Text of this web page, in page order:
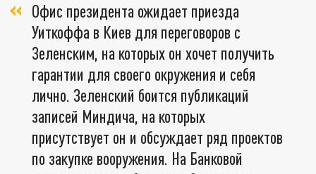
Офис президента ожидает приезда
Уиткоффа в Киев для переговоров с
Зеленским, на которых он хочет получить
гарантии для своего окружения и себя
лично. Зеленский боится публикаций
записей Миндича, на которых
присутствует он и обсуждает ряд проектов
по закупке вооружения. На Банковой